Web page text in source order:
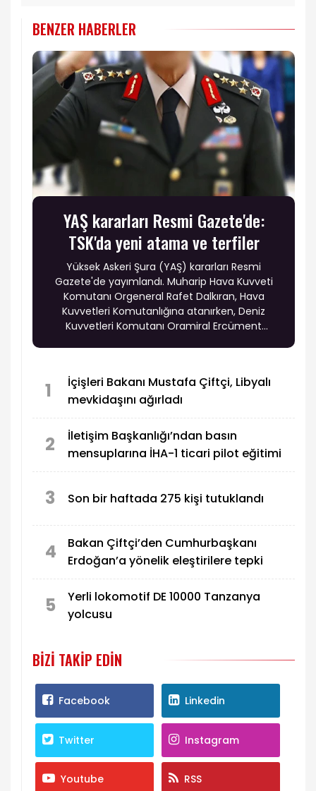
BENZER HABERLER
YAŞ kararları Resmi Gazete'de:
TSK'da yeni atama ve terfiler
Yüksek Askeri Şura (YAŞ) kararları Resmi
Gazete'de yayımlandı. Muharip Hava Kuvveti
Komutanı Orgeneral Rafet Dalkıran, Hava
Kuvvetleri Komutanlığına atanırken, Deniz
Kuvvetleri Komutanı Oramiral Ercüment
1
İçişleri Bakanı Mustafa Çiftçi, Libyalı
mevkidaşını ağırladı
2
İletişim Başkanlığı’ndan basın
mensuplarına İHA-1 ticari pilot eğitimi
3 Son bir haftada 275 kişi tutuklandı
4
Bakan Çiftçi’den Cumhurbaşkanı
Erdoğan’a yönelik eleştirilere tepki
5
Yerli lokomotif DE 10000 Tanzanya
yolcusu
BIZI TAKIP EDIN
Facebook Linkedin
Twitter Instagram
Youtube RSS